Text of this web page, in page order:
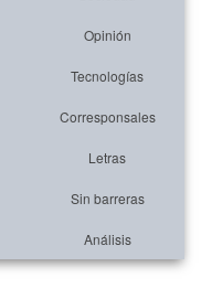
Opinión
Tecnologías
Corresponsales
Letras
Sin barreras
Análisis